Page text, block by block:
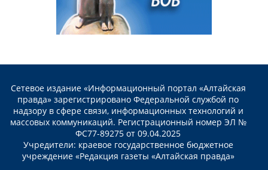
Сетевое издание «Информационный портал «Алтайская
правда» зарегистрировано Федеральной службой по
надзору в сфере связи, информационных технологий и
массовых коммуникаций. Регистрационный номер ЭЛ №
ФС77-89275 от 09.04.2025
Учредители: краевое государственное бюджетное
учреждение «Редакция газеты «Алтайская правда»